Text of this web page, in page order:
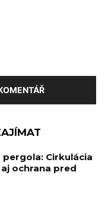
Cirkulácia
ochrana pred